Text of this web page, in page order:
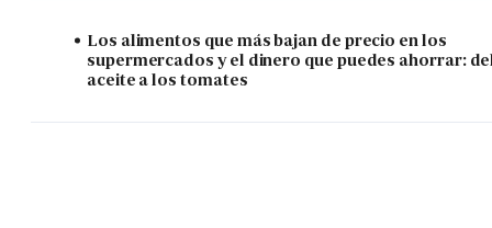
Los alimentos que más bajan de precio en los
supermercados y el dinero que puedes ahorrar:
aceite a los tomates